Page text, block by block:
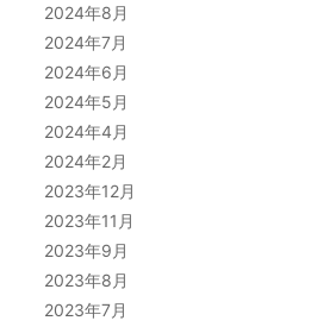
2024年8月
2024年7月
2024年6月
2024年5月
2024年4月
2024年2月
2023年12月
2023年11月
2023年9月
2023年8月
2023年7月